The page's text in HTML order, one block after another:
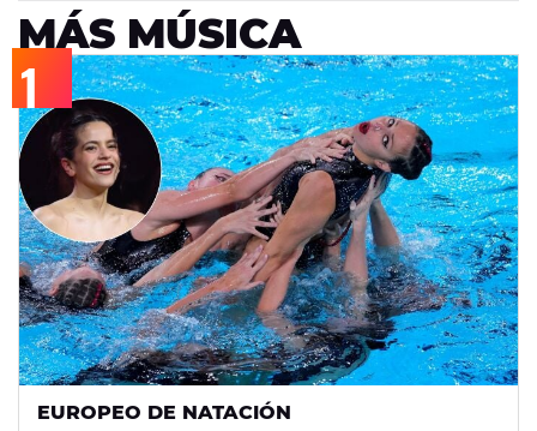
MÁS MÚSICA
EUROPEO DE NATACIÓN